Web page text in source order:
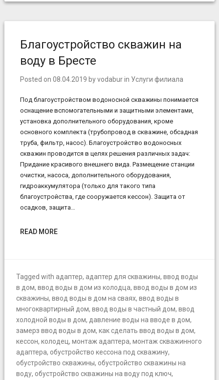
Благоустройство скважин на
воду в Бресте
Posted on 08.04.2019 byvodaburin Услуги филиала
Под благоустройством водоносной скважины понимается
оснащение вспомогательными и защитными элементами,
установка дополнительного оборудования, кроме
основного комплекта (трубопровод в скважине, обсадная
труба, фильтр, насос). Благоустройство водоносных
скважин проводится в целях решения различных задач:
Придание красивого внешнего вида. Размещение станции
очистки, насоса, дополнительного оборудования,
гидроаккумулятора (только для такого типа
благоустройства, где сооружается кессон). Защита от
осадков, защита…
READ MORE
Tagged with адаптер, адаптер для скважины, ввод воды
в дом, ввод воды в дом из колодца, ввод воды в дом из
скважины, ввод воды в дом на сваях, ввод воды в
многоквартирный дом, ввод воды в частный дом, ввод
холодной воды в дом, давление воды на вводе в дом,
замерз ввод воды в дом, как сделать ввод воды в дом,
кессон, колодец, монтаж адаптера, монтаж скважинного
адаптера, обустройство кессона под скважину,
обустройство скважины, обустройство скважины на
воду, обустройство скважины на воду под ключ,